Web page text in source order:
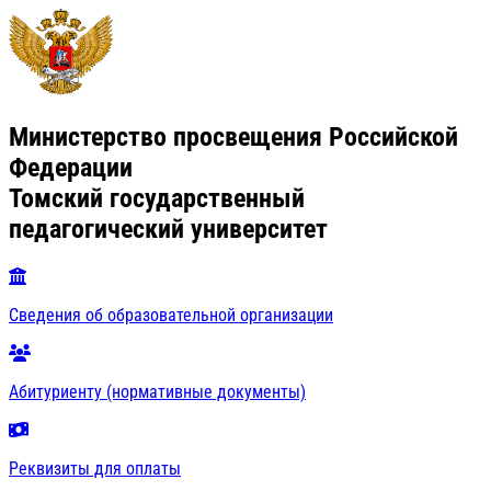
Министерство просвещения Российской
Федерации
Томский государственный
педагогический университет
Сведения об образовательной организации
Абитуриенту (нормативные документы)
Реквизиты для оплаты